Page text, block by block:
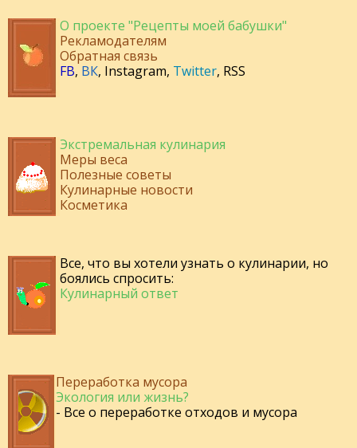
О проекте "Рецепты моей бабушки"
Рекламодателям
Обратная связь
FB, ВК, Instagram, Twitter, RSS
Экстремальная кулинария
Меры веса
Полезные советы
Кулинарные новости
Косметика
Все, что вы хотели узнать о кулинарии, но
боялись спросить:
Кулинарный ответ
Переработка мусора
Экология или жизнь?
- Все о переработке отходов и мусора